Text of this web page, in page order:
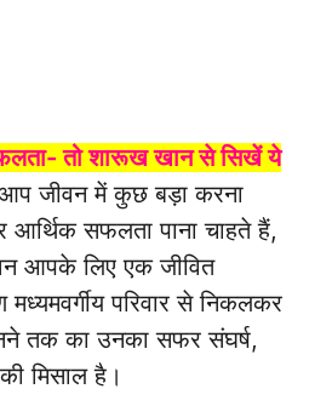
तो शारूख खान से सिखें ये
जीवन में कुछ बड़ा करना
आर्थिक सफलता पाना चाहते हैं,
आपके लिए एक जीवित
परिवार से निकलकर
तक का उनका सफर संघर्ष,
मिसाल है।